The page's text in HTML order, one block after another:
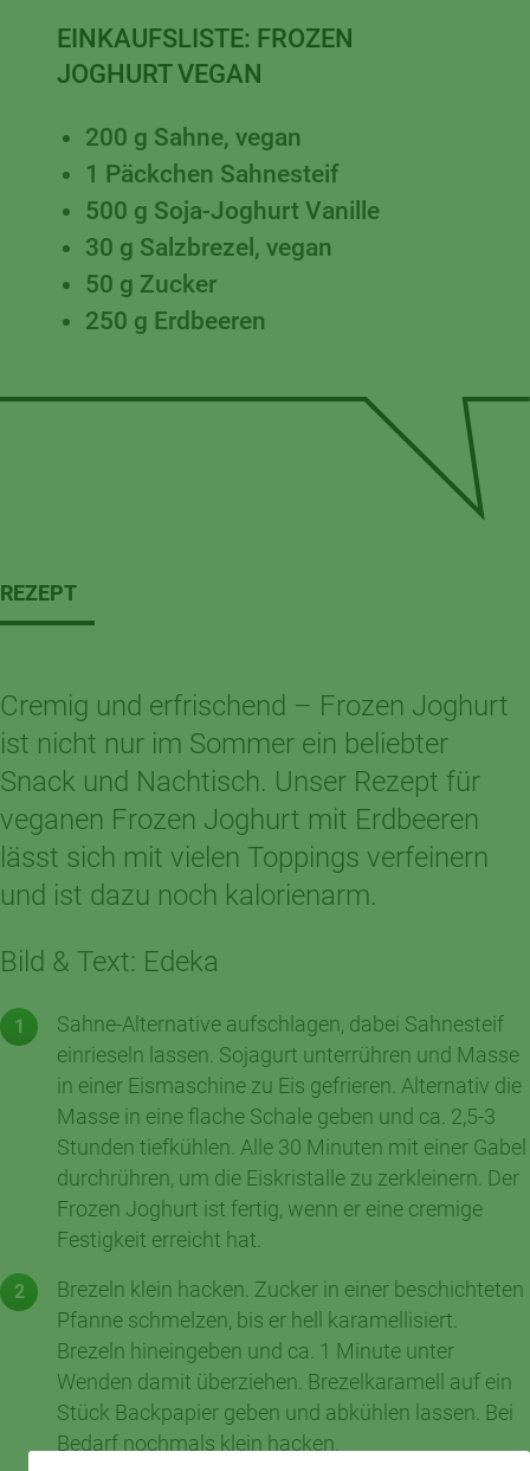
REZEPT
Cremig und erfrischend – Frozen Joghurt
ist nicht nur im Sommer ein beliebter
Snack und Nachtisch. Unser Rezept für
veganen Frozen Joghurt mit Erdbeeren
lässt sich mit vielen Toppings verfeinern
und ist dazu noch kalorienarm.
Bild & Text: Edeka
Sahne-Alternative aufschlagen, dabei Sahnesteif
einrieseln lassen. Sojagurt unterrühren und Masse
in einer Eismaschine zu Eis gefrieren. Alternativ die
Masse in eine flache Schale geben und ca. 2,5-3
Stunden tiefkühlen. Alle 30 Minuten mit einer Gabel
durchrühren, um die Eiskristalle zu zerkleinern. Der
Frozen Joghurt ist fertig, wenn er eine cremige
Festigkeit erreicht hat.
Brezeln klein hacken. Zucker in einer beschichteten
Pfanne schmelzen, bis er hell karamellisiert.
Brezeln hineingeben und ca. 1 Minute unter
Wenden damit überziehen. Brezelkaramell auf ein
Stück Backpapier geben und abkühlen lassen. Bei
Bedarf nochmals klein hacken.
EINKAUFSLISTE: FROZEN
JOGHURT VEGAN
200 g Sahne, vegan
1 Päckchen Sahnesteif
500 g Soja-Joghurt Vanille
30 g Salzbrezel, vegan
50 g Zucker
250 g Erdbeeren